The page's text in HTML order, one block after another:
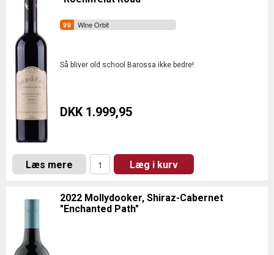
Wine Orbit
Så bliver old school Barossa ikke bedre!
DKK 1.999,95
Læs mere Læg i kurv
2022 Mollydooker, Shiraz-Cabernet
"Enchanted Path"